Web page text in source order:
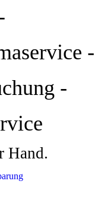
-
-
-
Hand.